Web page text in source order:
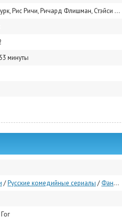
Флишман, Стэйси Рид, Райан Адамс, Павле Джеринич, Шалини Пейрис, Тиана Упчева, Пол Леонард Мюррэй, Милош Цветкович
минуты
/Русские комедийные сериалы /Фантастические